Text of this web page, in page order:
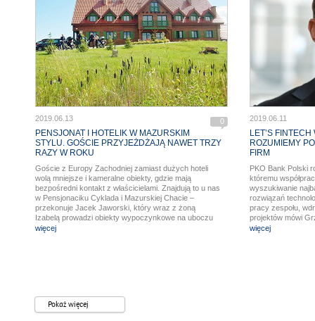
0
2019.06.13
PENSJONAT I HOTELIK W MAZURSKIM
STYLU. GOŚCIE PRZYJEŻDŻAJĄ NAWET TRZY
RAZY W ROKU
Goście z Europy Zachodniej zamiast dużych hoteli
wolą mniejsze i kameralne obiekty, gdzie mają
bezpośredni kontakt z właścicielami. Znajdują to u nas
w Pensjonaciku Cyklada i Mazurskiej Chacie –
przekonuje Jacek Jaworski, który wraz z żoną
Izabelą prowadzi obiekty wypoczynkowe na uboczu
Mikołajek w okolicach Jeziora Mikołajskiego.
więcej
2019.06.11
LET’S
ROZUMIEMY
FIRM
PKO Bank Polski
któremu
wyszukiwanie
rozwiązań
pracy zespołu,
projektów mówi
Innowacji w PKO
więcej
Pokaż więcej